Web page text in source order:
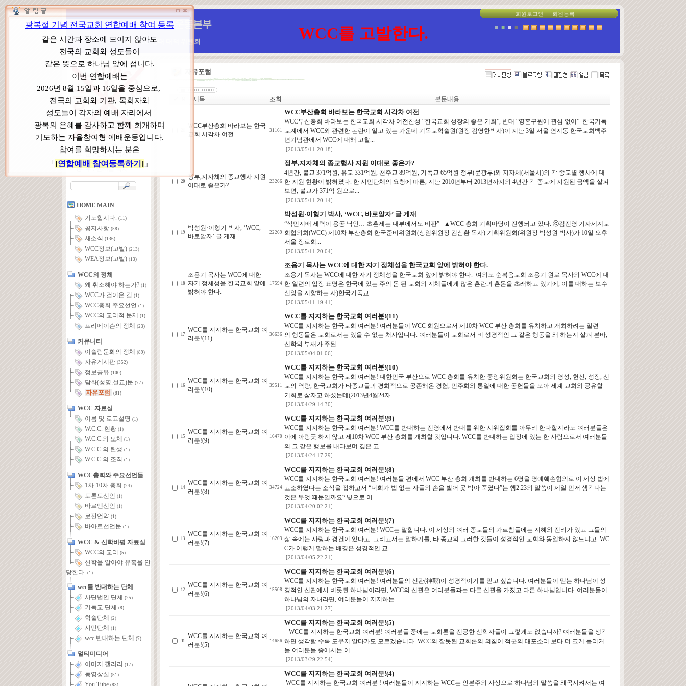
WCC 고발(반대)운동본부
특별 WCC 반대 대책 위원회 WCC를 고발한다.
회원로그인 회원등록
■ ■ ■ ■
본부장 : 박동호 목사
고 문 : 남성운 목사
위원장 : 이상원 목사
총 무 : 권태섭 목사
HOME MAIN
기도합시다. (11)
공지사항 (58)
새소식 (136)
WCC정보(고발) (213)
WEA정보(고발) (13)
WCC의 정체
왜 취소해야 하는가? (1)
WCC가 걸어온 길 (1)
WCC총회 주요선언 (1)
WCC의 교리적 문제 (1)
프리메이슨의 정체 (23)
커뮤니티
이슬람문화의 정체
(89)
자유게시판 (352)
정보공유 (100)
담화(성명,설교)문 (77)
자유포럼 (81)
WCC 자료실
이름 및 로고설명 (1)
W.C.C. 현황 (1)
W.C.C.의 모체 (1)
W.C.C.의 탄생 (1)
W.C.C.의 조직 (1)
WCC총회와 주요선언들
1차-10차 총회 (24)
토론토선언 (1)
바르멘선언 (1)
로잔언약 (1)
바아르선언문 (1)
WCC & 신학비평 자료실
WCC의 교리
(5)
신학을 알아야 유혹을 안
당한다. (1)
wcc를 반대하는 단체
사단법인 단체
(25)
기독교 단체 (8)
학술단체 (2)
시민단체 (1)
wcc 반대하는 단체 (7)
멀티미디어
이미지 갤러리
(17)
동영상실 (51)
You Tube
자유포럼
제목 조회 본문내용
WCC부산총회 바라보는 한국
교회 시각차 여전
31161
WCC부산총회 바라보는 한국교회 시각차 여전
WCC부산총회 바라보는 한국교회 시각차 여전찬성 “한국교회 성장의 좋은 기회”, 반대 “영혼구원에 관심 없어” 한국기독
교계에서 WCC와 관련한 논란이 일고 있는 가운데 기독교학술원(원장 김영한박사)이 지난 3일 서울 연지동 한국교회백주
년기념관에서 WCC에 대해 고찰...
[2013/05/11 20:18]
20
정부,지자체의 종교행사 지원
이대로 좋은가?
23266
정부,지자체의 종교행사 지원 이대로 좋은가?
4년간, 불교 371억원, 유교 331억원, 천주교 89억원, 기독교 65억원 정부(문광부)와 지자체(서울시)의 각 종교별 행사에 대
한 지원 현황이 밝혀졌다. 한 시민단체의 요청에 따른, 지난 2010년부터 2013년까지의 4년간 각 종교에 지원된 금액을 살펴
보면, 불교가 371억 원으로...
[2013/05/11 20:14]
19
박성원·이형기 박사, ‘WCC,
바로알자’ 글 게재
22269
박성원·이형기 박사, ‘WCC, 바로알자’ 글 게재
“식민지배 세력이 용공 낙인… 초혼제는 내부에서도 비판” ▲WCC 총회 기획마당이 진행되고 있다. ⓒ김진영 기자세계교
회협의회(WCC) 제10차 부산총회 한국준비위원회(상임위원장 김삼환 목사) 기획위원회(위원장 박성원 박사)가 10일 오후
서울 장로회...
[2013/05/11 20:04]
18
조용기 목사는 WCC에 대한
자기 정체성을 한국교회 앞에
밝혀야 한다.
17594
조용기 목사는 WCC에 대한 자기 정체성을 한국교회 앞에 밝혀야 한다.
조용기 목사는 WCC에 대한 자기 정체성을 한국교회 앞에 밝혀야 한다. 여의도 순복음교회 조용기 원로 목사의 WCC에 대
한 일련의 입장 표명은 한국에 있는 주의 몸 된 교회의 지체들에게 많은 혼란과 혼돈을 초래하고 있기에, 이를 대하는 보수
신앙을 지향하는 사)한국기독교...
[2013/05/11 19:41]
17
WCC를 지지하는 한국교회 여
러분!(11)
36636
WCC를 지지하는 한국교회 여러분!(11)
WCC를 지지하는 한국교회 여러분! 여러분들이 WCC 회원으로서 제10차 WCC 부산 총회를 유치하고 개최하려는 일련
의 행동들은 교회로서는 있을 수 없는 처사입니다. 여러분들이 교회로서 비 성경적인 그 같은 행동을 왜 하는지 살펴 본바,
신학의 부재가 주된 ...
[2013/05/04 01:06]
16
WCC를 지지하는 한국교회 여
러분!(10)
39511
WCC를 지지하는 한국교회 여러분!(10)
WCC를 지지하는 한국교회 여러분! 대한민국 부산으로 WCC 총회를 유치한 중앙위원회는 한국교회의 영성, 헌신, 성장, 선
교의 역량, 한국교회가 타종교들과 평화적으로 공존해온 경험, 민주화와 통일에 대한 공헌들을 모아 세계 교회와 공유할
기회로 삼자고 하셨는데(2013년4월24자...
[2013/04/29 14:30]
15
WCC를 지지하는 한국교회 여
러분!(9)
16470
WCC를 지지하는 한국교회 여러분!(9)
WCC를 지지하는 한국교회 여러분! WCC를 반대하는 진영에서 반대를 위한 시위집회를 아무리 한다할지라도 여러분들은
이에 아랑곳 하지 않고 제10차 WCC 부산 총회를 개최할 것입니다. WCC를 반대하는 입장에 있는 한 사람으로서 여러분들
의 그 같은 행보를 내다보며 깊은 고...
[2013/04/24 17:29]
14
WCC를 지지하는 한국교회 여
러분!(8)
34724
WCC를 지지하는 한국교회 여러분!(8)
WCC를 지지하는 한국교회 여러분! 여러분들 편에서 WCC 부산 총회 개최를 반대하는 6명을 명예훼손혐의로 이 세상 법에
고소하였다는 소식을 접하고서 “너희가 법 없는 자들의 손을 빌어 못 박아 죽였다”는 행2:23의 말씀이 제일 먼저 생각나는
것은 무엇 때문일까요? 빛으로 어...
[2013/04/20 02:21]
13
WCC를 지지하는 한국교회 여
러분!(7)
16203
WCC를 지지하는 한국교회 여러분!(7)
WCC를 지지하는 한국교회 여러분! WCC는 말합니다. 이 세상의 여러 종교들의 가르침들에는 지혜와 진리가 있고 그들의
삶 속에는 사랑과 경건이 있다고. 그리고서는 말하기를, 타 종교의 그러한 것들이 성경적인 교회와 동일하지 않느냐고. WC
C가 이렇게 말하는 배경은 성경적인 교...
[2013/04/05 22:21]
12
WCC를 지지하는 한국교회 여
러분!(6)
15508
WCC를 지지하는 한국교회 여러분!(6)
WCC를 지지하는 한국교회 여러분! 여러분들의 신관(神觀)이 성경적이기를 믿고 싶습니다. 여러분들이 믿는 하나님이 성
경적인 신관에서 비롯된 하나님이라면, WCC의 신관은 여러분들과는 다른 신관을 가졌고 다른 하나님입니다. 여러분들이
하나님의 자녀라면, 여러분들이 지지하는...
[2013/04/03 21:27]
11
WCC를 지지하는 한국교회 여
러분!(5)
14656
WCC를 지지하는 한국교회 여러분!(5)
WCC를 지지하는 한국교회 여러분! 여러분들 중에는 교회론을 전공한 신학자들이 그렇게도 없습니까? 여러분들을 생각
하면 생각할 수록 도무지 알다가도 모르겠습니다. WCC의 잘못된 교회론의 외침이 적군의 대포소리 보다 더 크게 들리거
늘 여러분들 중에서는 어...
[2013/03/29 22:54]
WCC를 지지하는 한국교회 여러분!(4)
WCC를 지지하는 한국교회 여러분 ! 여러분들이 지지하는 WCC는 인본주의 사상으로 하나님의 말씀을 왜곡시켜서는 여